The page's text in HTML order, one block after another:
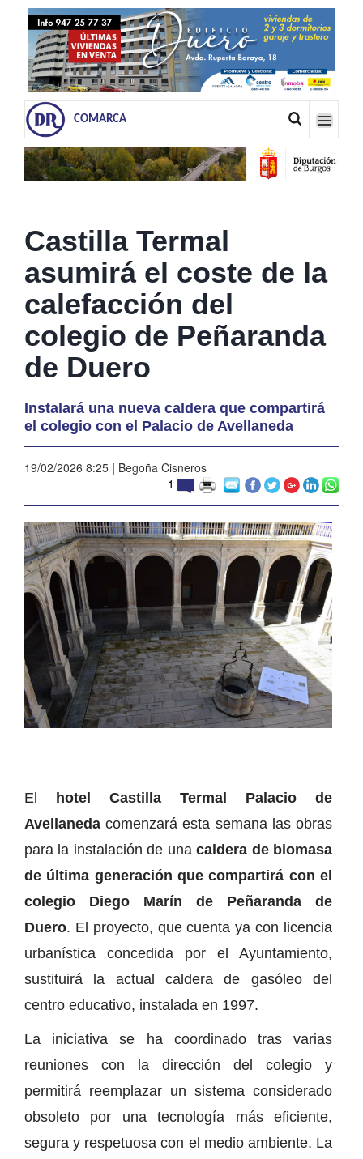
COMARCA
Castilla Termal
asumirá el coste de la
calefacción del
colegio de Peñaranda
de Duero
Instalará una nueva caldera que compartirá
el colegio con el Palacio de Avellaneda
19/02/2026 8:25 | Begoña Cisneros
1
El hotel Castilla Termal Palacio de
Avellaneda comenzará esta semana las obras
para la instalación de unacaldera de biomasa
de última generación que compartirá con el
colegio Diego Marín de Peñaranda de
Duero. El proyecto, que cuenta ya con licencia
urbanística concedida por el Ayuntamiento,
sustituirá la actual caldera de gasóleo del
centro educativo, instalada en 1997.
La iniciativa se ha coordinado tras varias
reuniones con la dirección del colegio y
permitirá reemplazar un sistema considerado
obsoleto por una tecnología más eficiente,
segura y respetuosa con el medio ambiente. La